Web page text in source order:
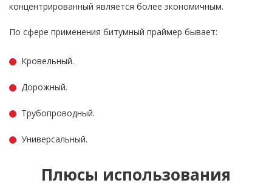
концентрированный является более экономичным.
По сфере применения битумный праймер бывает:
Кровельный.
Дорожный.
Трубопроводный.
Универсальный.
Плюсы использования